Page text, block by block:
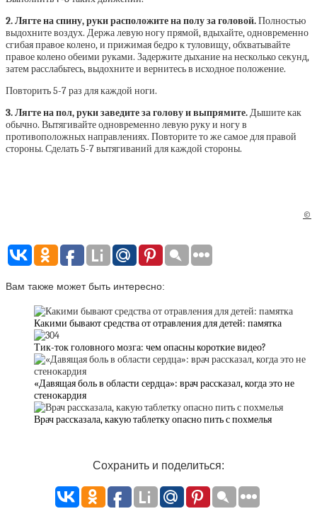
2. Лягте на спину, руки расположите на полу за головой.Полностью
выдохните воздух. Держа левую ногу прямой, вдыхайте, одновременно
сгибая правое колено, и прижимая бедро к туловищу, обхватывайте
правое колено обеими руками. Задержите дыхание на несколько секунд,
затем расслабьтесь, выдохните и вернитесь в исходное положение.
Повторить 5-7 раз для каждой ноги.
3. Лягте на пол, руки заведите за голову и выпрямите.Дышите как
обычно. Вытягивайте одновременно левую руку и ногу в
противоположных направлениях. Повторите то же самое для правой
стороны. Сделать 5-7 вытягиваний для каждой стороны.
©
Вам также может быть интересно:
Какими бывают средства от отравления для детей: памятка
Тик-ток головного мозга: чем опасны короткие видео?
«Давящая боль в области сердца»: врач рассказал, когда это не
стенокардия
Врач рассказала, какую таблетку опасно пить с похмелья
Сохранить и поделиться: